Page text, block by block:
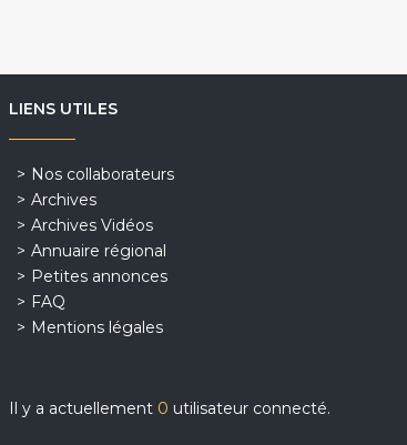
LIENS UTILES
Nos collaborateurs
Archives
Archives Vidéos
Annuaire régional
Petites annonces
FAQ
Mentions légales
Il y a actuellement 0 utilisateur connecté.